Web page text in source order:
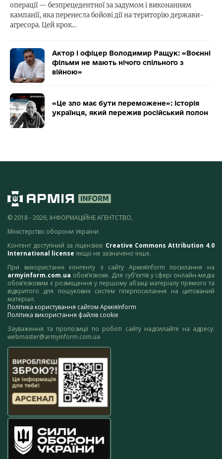
операції — безпрецедентної за задумом і виконанням
кампанії, яка перенесла бойові дії на територію держави-
агресора. Цей крок…
Актор і офіцер Володимир Ращук: «Воєнні
фільми не мають нічого спільного з
війною»
«Це зло має бути переможене»: історія
українця, який пережив російський полон
© 2018 - 2026, ІНФОРМАЦІЙНЕ АГЕНТСТВО,
Міністерство оборони України
Контент доступний за ліцензією Creative Commons Attribution 4.0
International license якщо не зазначено інше.
При використанні контенту з сайту АрміяInform посилання на
armyinform.com.ua обов’язкове. Для суб’єктів у сфері онлайн-медіа
обов’язковим є розміщення у першому абзаці матеріалу прямого та
відкритого для пошукових систем гіперпосилання на цитований
матеріал.
Політика користування сайтом АрміяInform
Політика використання файлів cookie
Зауваження та пропозиції по роботі сайту надсилайте на адресу:
webmaster@armyinform.com.ua